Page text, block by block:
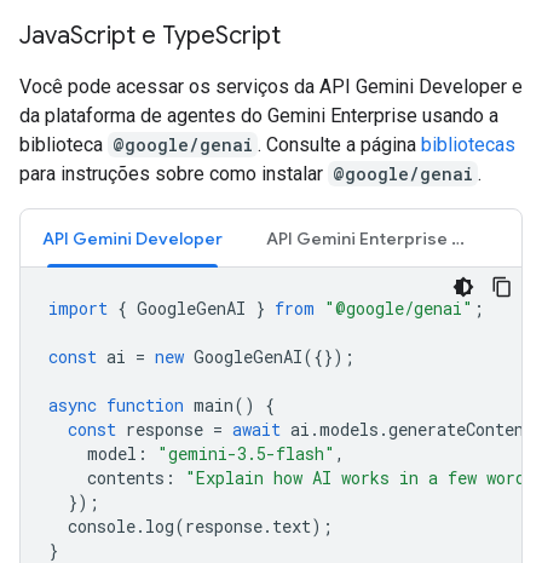
JavaScript e TypeScript
Você pode acessar os serviços da API Gemini Developer e
da plataforma de agentes do Gemini Enterprise usando a
biblioteca @google/genai . Consulte a página bibliotecas
para instruções sobre como instalar @google/genai .
API Gemini Developer API Gemini Enterprise Agent Platform
import { GoogleGenAI } from "@google/genai" ;
const ai = new GoogleGenAI({});
async function main()
{
const response = await ai .models .generateContent
model : "gemini-3.5-flash" ,
contents :
"Explain how AI works in a few
});
console. log(response. text);
}